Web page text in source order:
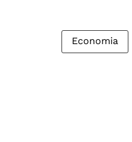
Economia